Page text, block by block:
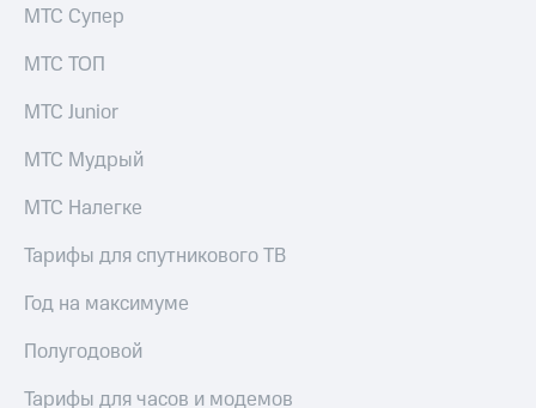
Описание
Уведомление
погашении
облигаций
Реквизиты
Контакты
развитие
На главную
МТС Супер
МТС ТОП
МТС Junior
МТС Мудрый
МТС Налегке
Тарифы для спутникового ТВ
Год на максимуме
Полугодовой
Тарифы для часов и модемов